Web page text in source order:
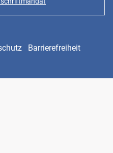
Barrierefreiheit